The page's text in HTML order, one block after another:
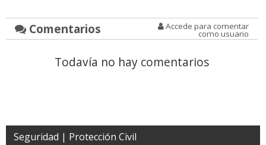
Comentarios Accede para comentar
como usuario
Todavía no hay comentarios
Seguridad | Protección Civil